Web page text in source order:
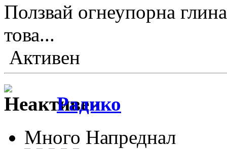
Ползвай огнеупорна
това...
Активен
Радико
Много Напреднал